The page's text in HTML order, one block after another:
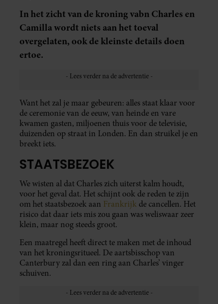
In het zicht van de kroning vabn Charles en
Camilla wordt niets aan het toeval
overgelaten, ook de kleinste details doen
ertoe.
Want het zal je maar gebeuren: alles staat klaar voor
de ceremonie van de eeuw, van heinde en vare
kwamen gasten, miljoenen thuis voor de televisie,
duizenden op straat in Londen. En dan struikel je en
breekt iets.
STAATSBEZOEK
We wisten al dat Charles zich uiterst kalm houdt,
voor het geval dat. Het schijnt ook de reden te zijn
om het staatsbezoek aan Frankrijk de cancellen. Het
risico dat daar iets mis zou gaan was weliswaar zeer
klein, maar nog steeds groot.
Een maatregel heeft direct te maken met de inhoud
van het kroningsritueel. De aartsbisschop van
Canterbury zal dan een ring aan Charles’ vinger
schuiven.